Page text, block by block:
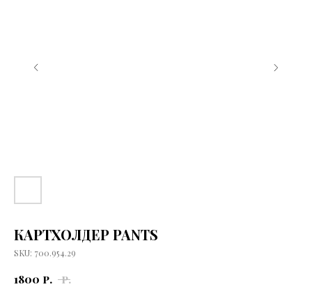
КАРТХОЛДЕР PANTS
SKU: 700.954.29
1800 р. р.